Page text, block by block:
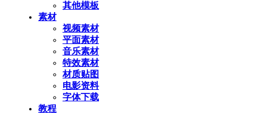
其他模板
素材
视频素材
平面素材
音乐素材
特效素材
材质贴图
电影资料
字体下载
教程